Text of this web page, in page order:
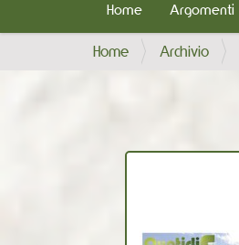
Home Argomenti
T
Home Archivio